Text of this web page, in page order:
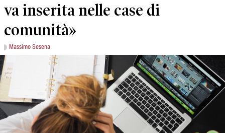
va inserita nelle case di
comunità»
Massimo Sesena